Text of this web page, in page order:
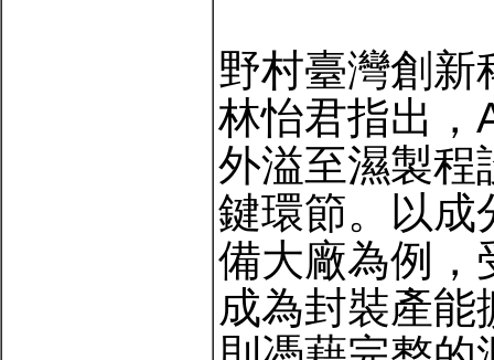
野村臺灣創新
林怡君指出，
外溢至濕製程
鍵環節。以成
備大廠為例，
成為封裝產能